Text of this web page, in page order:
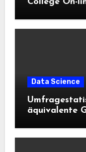
Data Science
äquivalente